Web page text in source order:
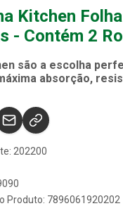
Kitchen
- Contém 2
são a escolha
absorção,
202200
Produto: 7896061920202